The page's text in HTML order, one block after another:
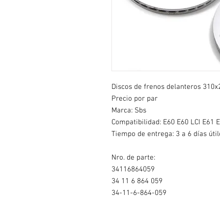
Discos de frenos delanteros
Precio por par
Marca: Sbs
Compatibilidad: E60 E60 LCI E61
Tiempo de entrega: 3 a 6 días
Nro. de parte:
34116864059
34 11 6 864 059
34-11-6-864-059